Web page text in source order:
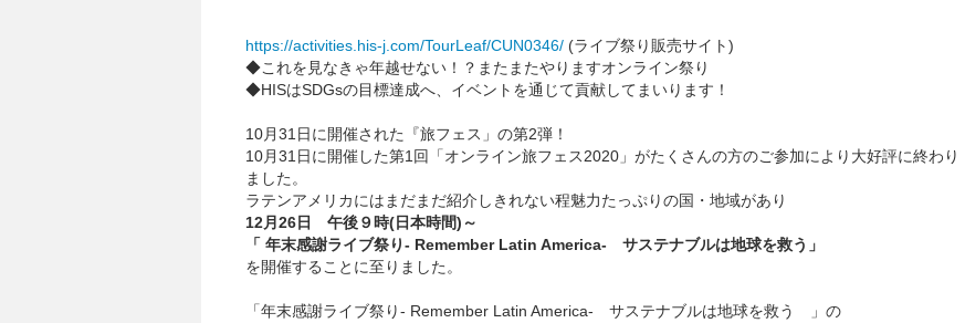
https://activities.his-j.com/TourLeaf/CUN0346/ (ライブ祭り販売サイト)
◆これを見なきゃ年越せない！？またまたやりますオンライン祭り
◆HISはSDGsの目標達成へ、イベントを通じて貢献してまいります！
10月31日に開催された『旅フェス」の第2弾！
10月31日に開催した第1回「オンライン旅フェス2020」がたくさんの方のご参加により大好評に終わり
ました。
ラテンアメリカにはまだまだ紹介しきれない程魅力たっぷりの国・地域があり
12月26日 午後９時(日本時間)～
「 年末感謝ライブ祭り- Remember Latin America- サステナブルは地球を救う」
を開催することに至りました。
「年末感謝ライブ祭り- Remember Latin America- サステナブルは地球を救う 」の